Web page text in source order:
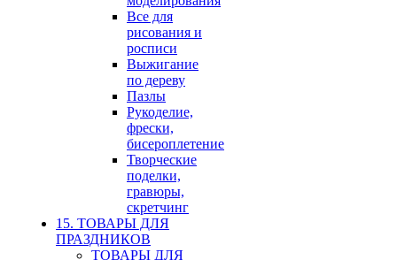
Все для
рисования и
росписи
Выжигание
по дереву
Пазлы
Рукоделие,
фрески,
бисероплетение
Творческие
поделки,
гравюры,
скретчинг
15. ТОВАРЫ ДЛЯ
ПРАЗДНИКОВ
ТОВАРЫ ДЛЯ